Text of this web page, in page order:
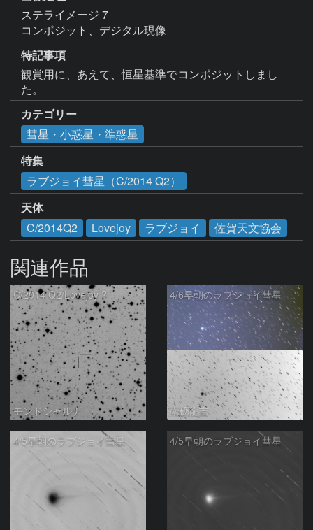
ステライメージ 7
コンポジット、デジタル現像
特記事項
観賞用に、あえて、恒星基準でコンポジットしまし
た。
カテゴリー
彗星・小惑星・準惑星
特集
ラブジョイ彗星（C/2014 Q2）
天体
C/2014Q2
Lovejoy ラブジョイ 佐賀天文協会
関連作品
C/2014 Q2/Lovejoy ?
モンドシャルナ
4/6早朝のラブジョイ彗星
南砺龍吉
4/5早朝のラブジョイ彗星 4/5早朝のラブジョイ彗星